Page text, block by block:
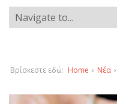
Βρίσκεστε εδώ: Home › Νέα ›